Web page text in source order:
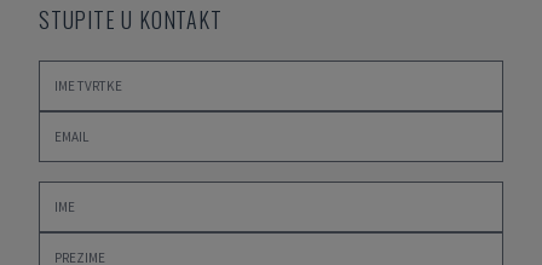
STUPITE U KONTAKT